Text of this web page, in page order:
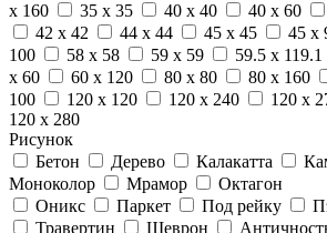
x 160
35 x 35 40 x 40 40 x 60
42 x 42
44 x 44 45 x 45 45 x
100
58 x 58 59 x 59 59.5 x 119.1
x 60
60 x 120 80 x 80 80 x 160
100
120 x 120 120 x 240 120 x
120 x 280
Рисунок
Бетон
Дерево Калакатта
Моноколор
Мрамор
Октагон
Оникс
Паркет Под рейку
Травертин
Шеврон